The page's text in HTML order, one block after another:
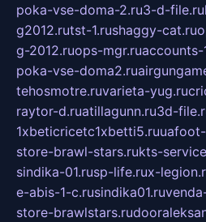
poka-vse-doma-2.ru3-d-file.ru
g2012.rutst-1.rushaggy-cat.ru
g-2012.ruops-mgr.ruaccounts-
poka-vse-doma2.ru
tehosmotre.ruvarieta-yug.ru
raytor-d.ruatillagunn.ru3d-
1xbeticricetc1xbetti5.ru
store-brawl-stars.rukts-
sindika-01.rusp-life.rux-
e-abis-1-c.rusindika01.ru
store-brawlstars.ru